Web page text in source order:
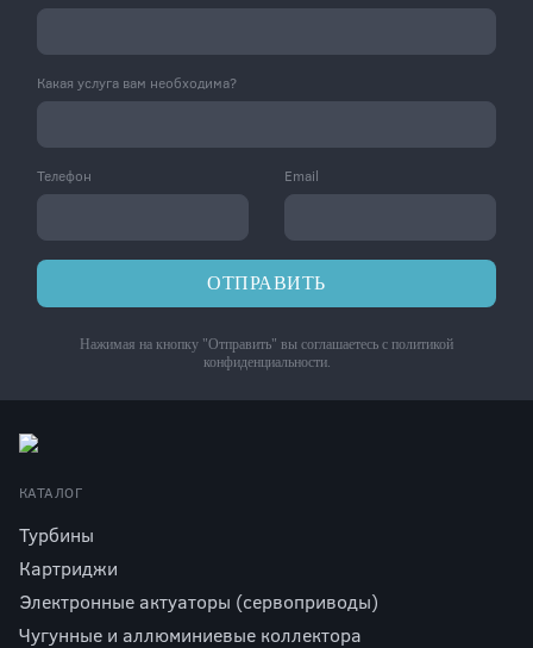
Какая услуга вам необходима?
Телефон Email
ОТПРАВИТЬ
Нажимая на кнопку "Отправить" вы соглашаетесь с политикой
конфиденциальности.
КАТАЛОГ
Турбины
Картриджи
Электронные актуаторы (сервоприводы)
Чугунные и аллюминиевые коллектора